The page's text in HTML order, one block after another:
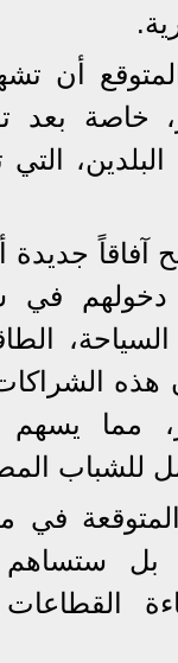
أن
خاصة بعد
البلدين،
آفاقاً
دخولهم
أن هذه
مما
للشباب
المتوقعة
بل
القطاعات